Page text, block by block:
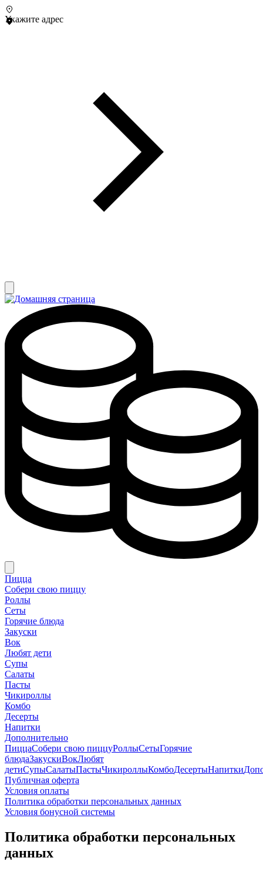
Укажите адрес
Пицца
Собери свою пиццу
Роллы
Сеты
Горячие блюда
Закуски
Вок
Любят дети
Супы
Салаты
Пасты
Чикироллы
Комбо
Десерты
Напитки
Дополнительно
ПиццаСобери свою пиццуРоллыСетыГорячие
блюдаЗакускиВокЛюбят
детиСупыСалатыПастыЧикироллыКомбоДесертыНапитки
Публичная оферта
Условия оплаты
Политика обработки персональных данных
Условия бонусной системы
Политика обработки персональных
данных